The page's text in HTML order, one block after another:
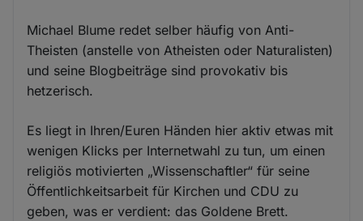
Michael Blume redet selber häufig von Anti-
Theisten (anstelle von Atheisten oder Naturalisten)
und seine Blogbeiträge sind provokativ bis
hetzerisch.
Es liegt in Ihren/Euren Händen hier aktiv etwas mit
wenigen Klicks per Internetwahl zu tun, um einen
religiös motivierten „Wissenschaftler“ für seine
Öffentlichkeitsarbeit für Kirchen und CDU zu
geben, was er verdient: das Goldene Brett.